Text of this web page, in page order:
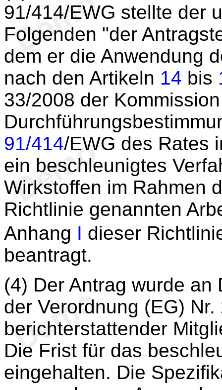
91/414/EWG stellte der
Folgenden "der
dem er die Anwendung
nach den Artikeln 14 bis
33/2008 der
91/414/EWG des Rates
ein beschleunigtes
Wirkstoffen im Rahmen
Richtlinie genannten
Anhang I dieser
beantragt.
(4) Der Antrag wurde
der Verordnung (EG)
berichterstattender
Die Frist für das
eingehalten. Die